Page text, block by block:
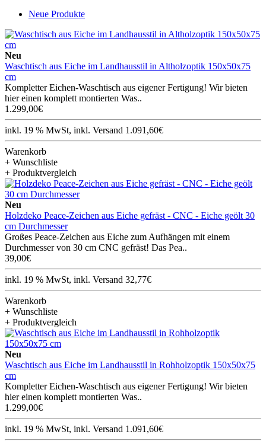
Neue Produkte
Neu
Waschtisch aus Eiche im Landhausstil in Altholzoptik 150x50x75
cm
Kompletter Eichen-Waschtisch aus eigener Fertigung! Wir bieten
hier einen komplett montierten Was..
1.299,00€
inkl. 19 % MwSt, inkl. Versand 1.091,60€
Warenkorb
+ Wunschliste
+ Produktvergleich
Neu
Holzdeko Peace-Zeichen aus Eiche gefräst - CNC - Eiche geölt 30
cm Durchmesser
Großes Peace-Zeichen aus Eiche zum Aufhängen mit einem
Durchmesser von 30 cm CNC gefräst! Das Pea..
39,00€
inkl. 19 % MwSt, inkl. Versand 32,77€
Warenkorb
+ Wunschliste
+ Produktvergleich
Neu
Waschtisch aus Eiche im Landhausstil in Rohholzoptik 150x50x75
cm
Kompletter Eichen-Waschtisch aus eigener Fertigung! Wir bieten
hier einen komplett montierten Was..
1.299,00€
inkl. 19 % MwSt, inkl. Versand 1.091,60€